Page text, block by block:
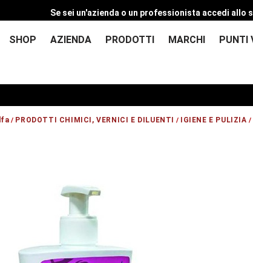
Se sei un'azienda o un professionista accedi allo
SHOP AZIENDA PRODOTTI MARCHI PUNTI
/ PRODOTTI CHIMICI, VERNICI E DILUENTI / IGIENE E PULIZIA /